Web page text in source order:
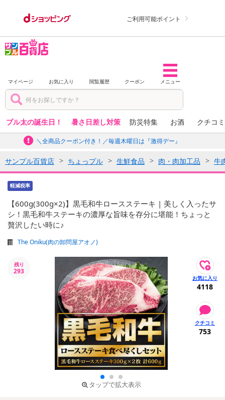
ご利用可能ポイント
マイページ お気に入り 閲覧履歴 クーポン メニュー
プル太の誕生日！ 暑さ日差し対策 防災特集 お酒 クチコ
＼全商品クーポン付き！／毎週木曜日は『激得デー』
サンプル百貨店 ちょっプル 生鮮食品 肉・肉加工品 牛
軽減税率
【600g(300g×2)】黒毛和牛ロースステーキ | 美しく入ったサ
シ！黒毛和牛ステーキの濃厚な旨味を存分に堪能！ちょっと
贅沢したい時に♪
The Oniku(肉の卸問屋アオノ)
残り
293
タップで拡大表示
4118
753